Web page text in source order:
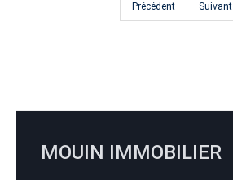
Précédent Suivant
MOUIN IMMOBILIER